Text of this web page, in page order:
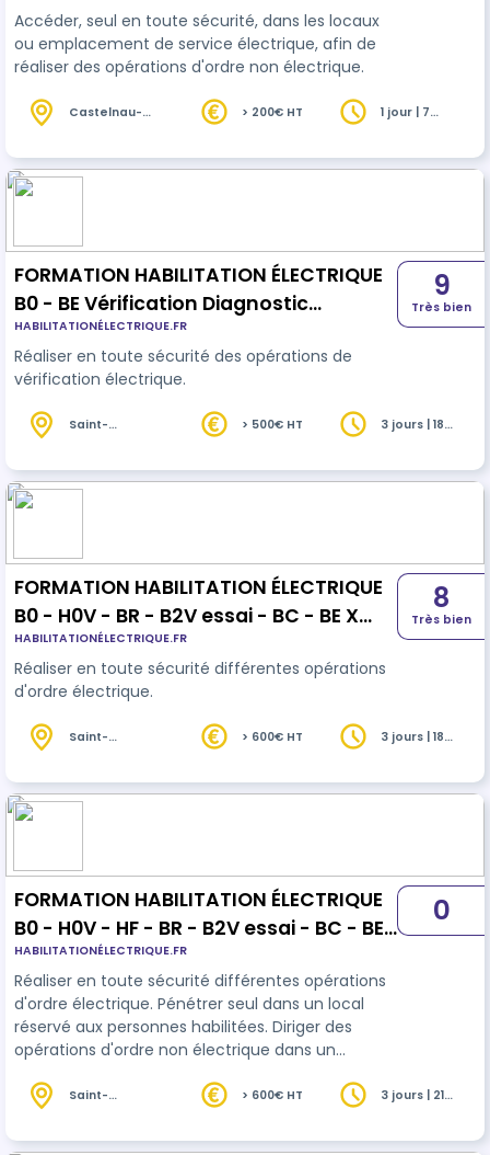
Accéder, seul en toute sécurité, dans les locaux
ou emplacement de service électrique, afin de
réaliser des opérations d'ordre non électrique.
Castelnau-
> 200€ HT
1 jour | 7
FORMATION HABILITATION ÉLECTRIQUE
B0 - BE Vérification Diagnostic
immobilier
HABILITATIONÉLECTRIQUE.FR
Réaliser en toute sécurité des opérations de
vérification électrique.
9
Très bien
Saint-
> 500€ HT
3 jours | 18
FORMATION HABILITATION ÉLECTRIQUE
B0 - H0V - BR - B2V essai - BC - BE X
INITIALE
HABILITATIONÉLECTRIQUE.FR
Réaliser en toute sécurité différentes opérations
d'ordre électrique.
8
Très bien
Saint-
> 600€ HT
3 jours | 18
FORMATION HABILITATION ÉLECTRIQUE
B0 - H0V - HF - BR - B2V essai - BC - BE
X INITIALE
HABILITATIONÉLECTRIQUE.FR
Réaliser en toute sécurité différentes opérations
d'ordre électrique. Pénétrer seul dans un local
réservé aux personnes habilitées. Diriger des
opérations d'ordre non électrique dans un
main ou engins de terrassement dans la Zone
électriques
0
Saint-
> 600€ HT
3 jours | 21